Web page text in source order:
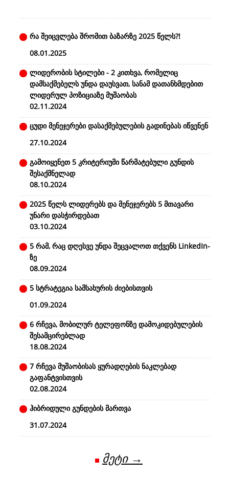
რა შეიცვლება შრომით ბაზარზე 2025 წელს?!
08.01.2025
ლიდერობის სტილები - 2 კითხვა, რომელიც
დამსაქმებელს უნდა დაუსვათ, სანამ დათანხმდებით
ლიდერულ პოზიციაზე მუშაობას
02.11.2024
ცუდი მენეჯერები დასაქმებულების გადინებას იწვენენ
27.10.2024
გამოიყენეთ 5 კრიტერიუმი წარმატებული გუნდის
შესაქმნელად
08.10.2024
2025 წელს ლიდერებს და მენეჯერებს 5 მთავარი
უნარი დასჭირდებათ
03.10.2024
5 რამ, რაც დღესვე უნდა შეცვალოთ თქვენს LinkedIn-
ზე
08.09.2024
5 სტრატეგია სამსახურის ძიებისთვის
01.09.2024
6 რჩევა, მობილურ ტელეფონზე დამოკიდებულების
შესამცირებლად
18.08.2024
7 რჩევა მუშაობისას ყურადღების ნაკლებად
გაფანტვისთვის
02.08.2024
ჰიბრიდული გუნდების მართვა
31.07.2024
მეტი →